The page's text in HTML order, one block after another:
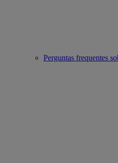
Perguntas frequentes